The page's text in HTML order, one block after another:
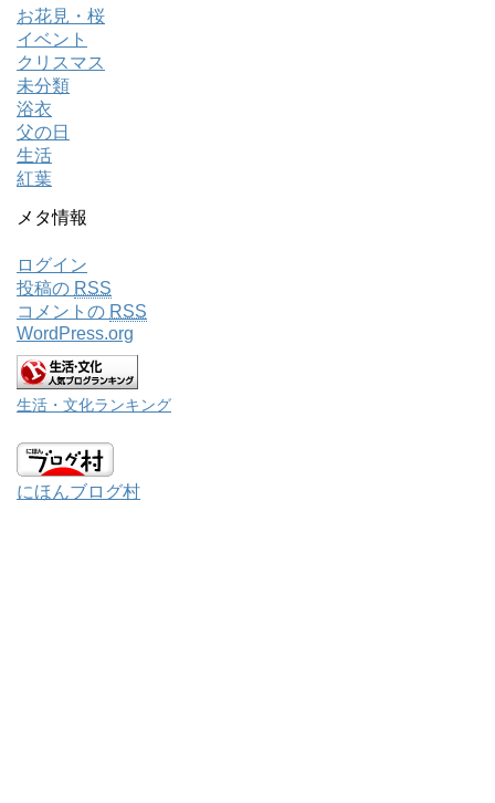
お花見・桜
イベント
クリスマス
未分類
浴衣
父の日
生活
紅葉
メタ情報
ログイン
投稿の RSS
コメントの RSS
WordPress.org
生活・文化ランキング
にほんブログ村